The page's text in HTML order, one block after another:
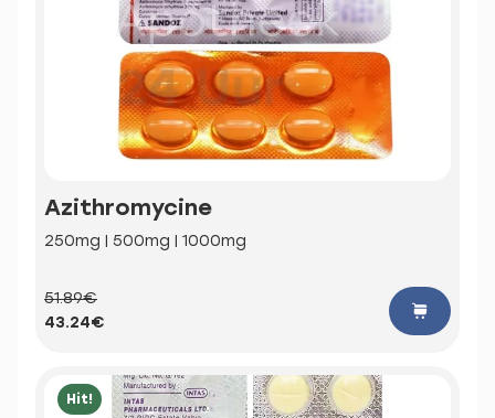
Azithromycine
250mg | 500mg | 1000mg
51.89€
43.24€
Hit!